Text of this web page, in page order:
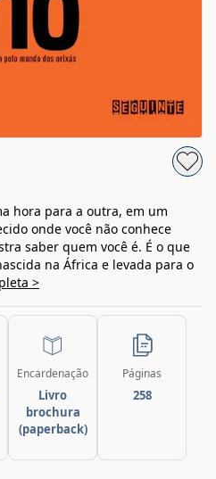
hora para a outra, em um
onde você não conhece
saber quem você é. É o que
na África e levada para o
>
Encardenação
Livro
brochura
(paperback)
Páginas
258